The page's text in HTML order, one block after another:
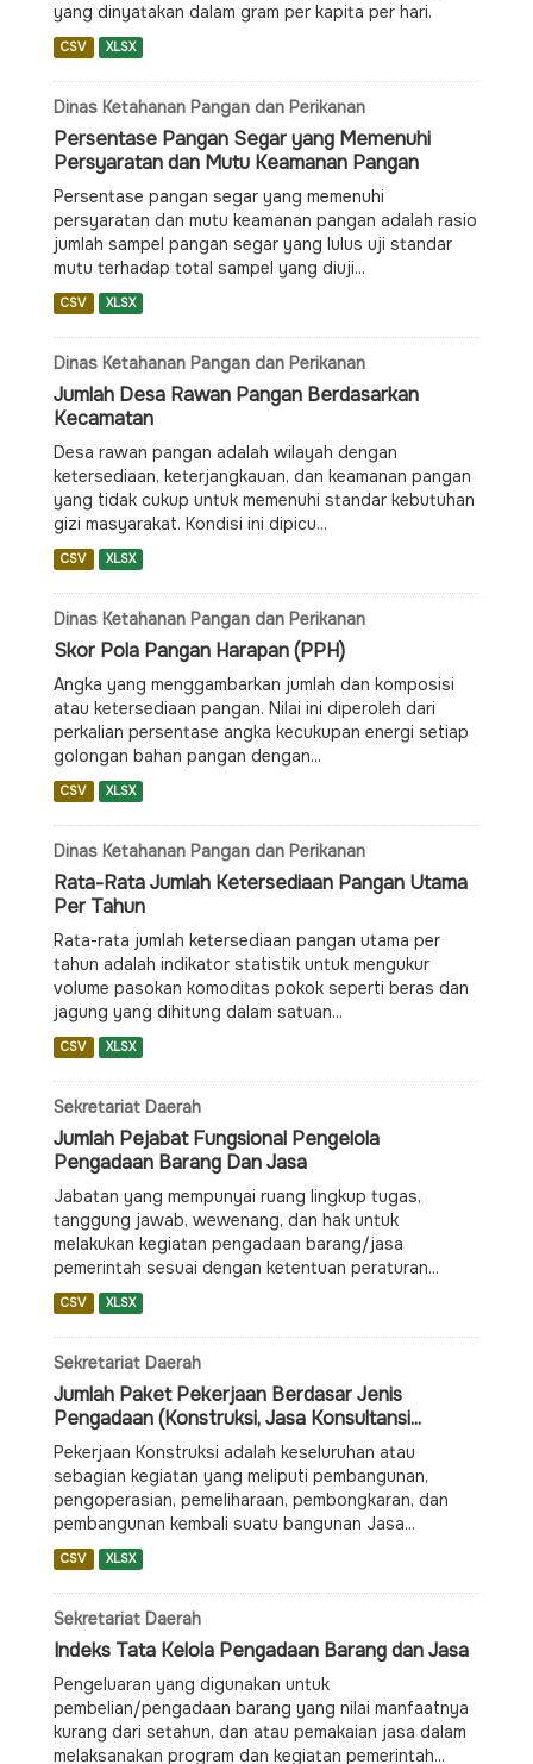
yang dinyatakan dalam gram per kapita per hari.
CSV XLSX
Dinas Ketahanan Pangan dan Perikanan
Persentase Pangan Segar yang Memenuhi
Persyaratan dan Mutu Keamanan Pangan
Persentase pangan segar yang memenuhi
persyaratan dan mutu keamanan pangan adalah rasio
jumlah sampel pangan segar yang lulus uji standar
mutu terhadap total sampel yang diuji...
CSV XLSX
Dinas Ketahanan Pangan dan Perikanan
Jumlah Desa Rawan Pangan Berdasarkan
Kecamatan
Desa rawan pangan adalah wilayah dengan
ketersediaan, keterjangkauan, dan keamanan pangan
yang tidak cukup untuk memenuhi standar kebutuhan
gizi masyarakat. Kondisi ini dipicu...
CSV XLSX
Dinas Ketahanan Pangan dan Perikanan
Skor Pola Pangan Harapan (PPH)
Angka yang menggambarkan jumlah dan komposisi
atau ketersediaan pangan. Nilai ini diperoleh dari
perkalian persentase angka kecukupan energi setiap
golongan bahan pangan dengan...
CSV XLSX
Dinas Ketahanan Pangan dan Perikanan
Rata-Rata Jumlah Ketersediaan Pangan Utama
Per Tahun
Rata-rata jumlah ketersediaan pangan utama per
tahun adalah indikator statistik untuk mengukur
volume pasokan komoditas pokok seperti beras dan
jagung yang dihitung dalam satuan...
CSV XLSX
Sekretariat Daerah
Jumlah Pejabat Fungsional Pengelola
Pengadaan Barang Dan Jasa
Jabatan yang mempunyai ruang lingkup tugas,
tanggung jawab, wewenang, dan hak untuk
melakukan kegiatan pengadaan barang/jasa
pemerintah sesuai dengan ketentuan peraturan...
CSV XLSX
Sekretariat Daerah
Jumlah Paket Pekerjaan Berdasar Jenis
Pengadaan (Konstruksi, Jasa Konsultansi...
Pekerjaan Konstruksi adalah keseluruhan atau
sebagian kegiatan yang meliputi pembangunan,
pengoperasian, pemeliharaan, pembongkaran, dan
pembangunan kembali suatu bangunan Jasa...
CSV XLSX
Sekretariat Daerah
Indeks Tata Kelola Pengadaan Barang dan Jasa
Pengeluaran yang digunakan untuk
pembelian/pengadaan barang yang nilai manfaatnya
kurang dari setahun, dan atau pemakaian jasa dalam
melaksanakan program dan kegiatan pemerintah...